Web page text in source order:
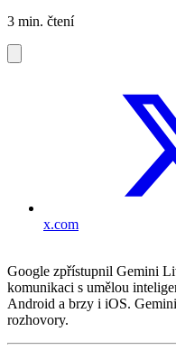
3 min. čtení
x.com
Google zpřístupnil Gemini
komunikaci s umělou
Android a brzy i iOS.
rozhovory.